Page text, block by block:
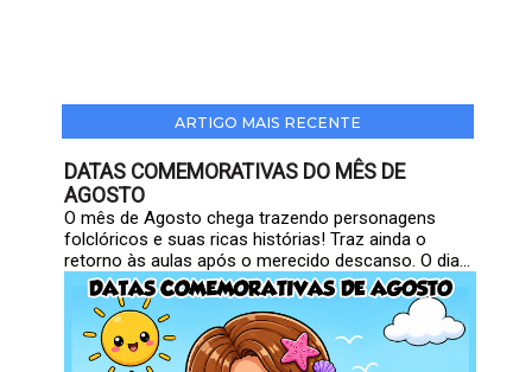
ARTIGO MAIS RECENTE
DATAS COMEMORATIVAS DO MÊS DE
AGOSTO
O mês de Agosto chega trazendo personagens
folclóricos e suas ricas histórias! Traz ainda o
retorno às aulas após o merecido descanso. O dia...